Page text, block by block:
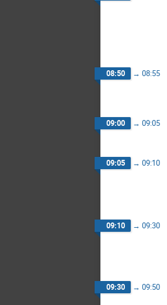
08:50 → 08:55
09:00 → 09:05
09:05 → 09:10
09:10 → 09:30
09:30 → 09:50